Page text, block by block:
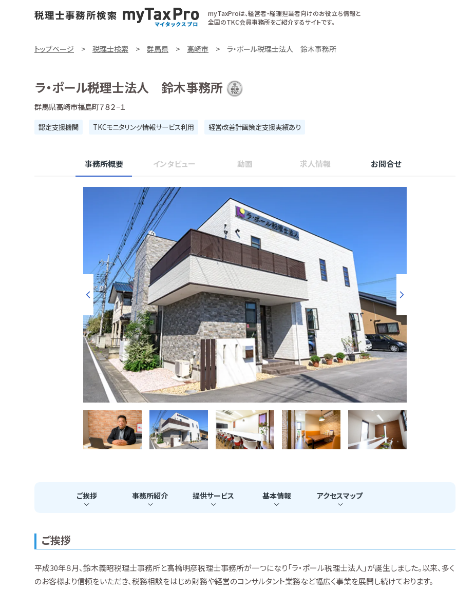
myTaxProは、経営者・経理担当者向けのお役立ち情報と
全国のTKC会員事務所をご紹介するサイトです。
トップページ 税理士検索 群馬県 高崎市 ラ・ポール税理士法人 鈴木事務所
ラ・ポール税理士法人 鈴木事務所
群馬県高崎市福島町７８２−１
認定支援機関 TKCモニタリング情報サービス利用 経営改善計画策定支援実績あり
事務所概要 インタビュー 動画 求人情報 お問合せ
ご挨拶 事務所紹介 提供サービス 基本情報 アクセスマップ
ご挨拶
平成30年８月、鈴木義昭税理士事務所と高橋明彦税理士事務所が一つになり「ラ・ポール税理士法人」が誕生しました。以来、多く
のお客様より信頼をいただき、税務相談をはじめ財務や経営のコンサルタント業務など幅広く事業を展開し続けております。